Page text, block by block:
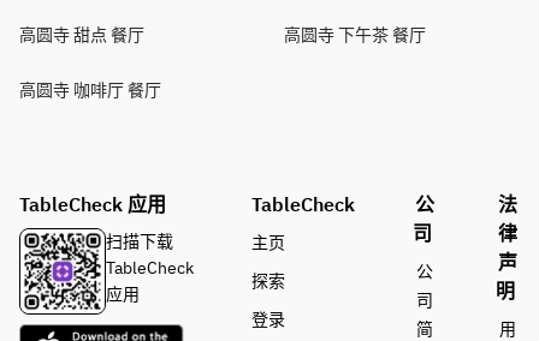
高圆寺 甜点 餐厅 高圆寺 下午茶 餐厅
高圆寺 咖啡厅 餐厅
TableCheck 应用
扫描下载
TableCheck
应用
TableCheck
主页
探索
登录
公
司
公
司
简
法
律
声
明
用